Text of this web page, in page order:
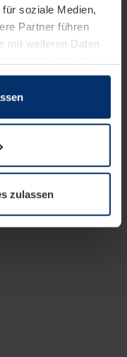
soziale Medien,
Partner führen
mit weiteren Daten
gesammelt
unbedingt
Typen benötigen
Sie jederzeit
ändern oder
zulassen